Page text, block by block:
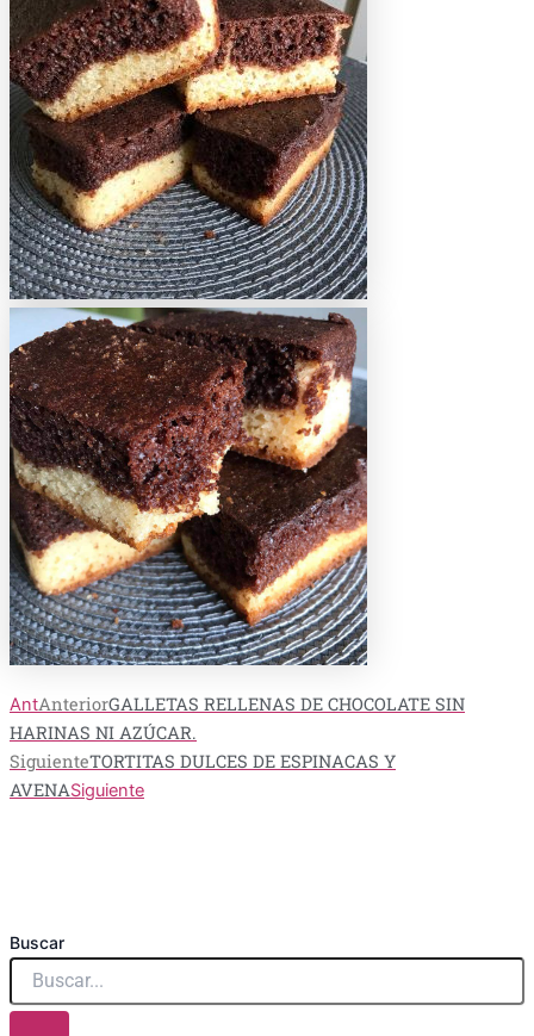
AntAnteriorGALLETAS RELLENAS DE CHOCOLATE SIN
HARINAS NI AZÚCAR.
SiguienteTORTITAS DULCES DE ESPINACAS Y
AVENASiguiente
Buscar